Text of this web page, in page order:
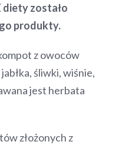
diety zostało
produkty.
z owoców
śliwki, wiśnie,
jest herbata
złożonych z